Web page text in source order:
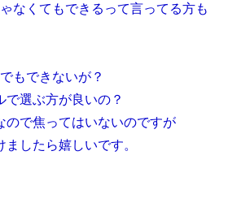
なくてもできるって言ってる方も
もできないが？
で選ぶ方が良いの？
ので焦ってはいないのですが
したら嬉しいです。